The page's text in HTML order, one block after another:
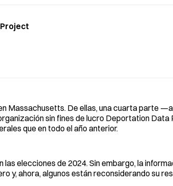
Massachusetts. De ellas, una cuarta parte
sin fines de lucro Deportation Data
que en todo el año anterior.
elecciones de 2024. Sin embargo, la
y, ahora, algunos están reconsiderando su